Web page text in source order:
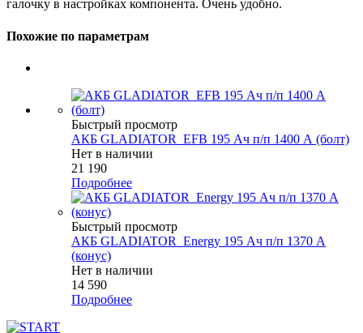
галочку в настройках компонента. Очень удобно.
Похожие по параметрам
Быстрый просмотр
АКБ GLADIATOR_EFB 195 Ач п/п 1400 А (болт)
Нет в наличии
21 190
Подробнее
Быстрый просмотр
АКБ GLADIATOR_Energy 195 Ач п/п 1370 А
(конус)
Нет в наличии
14 590
Подробнее